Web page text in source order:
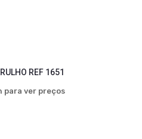
REF 1651
para ver preços